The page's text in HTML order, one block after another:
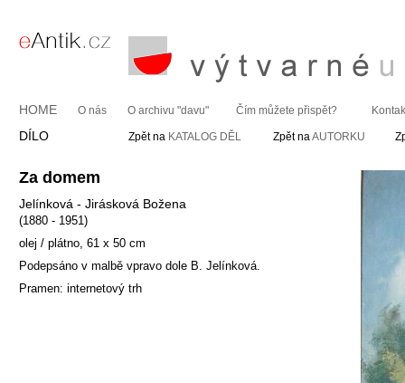
HOME O nás O archivu "davu" Čím můžete přispět?
DÍLO Zpět na KATALOG DĚL Zpět naAUTORKU
Za domem
Jelínková - Jirásková Božena
(1880 - 1951)
olej / plátno, 61 x 50 cm
Podepsáno v malbě vpravo dole B. Jelínková.
Pramen: internetový trh